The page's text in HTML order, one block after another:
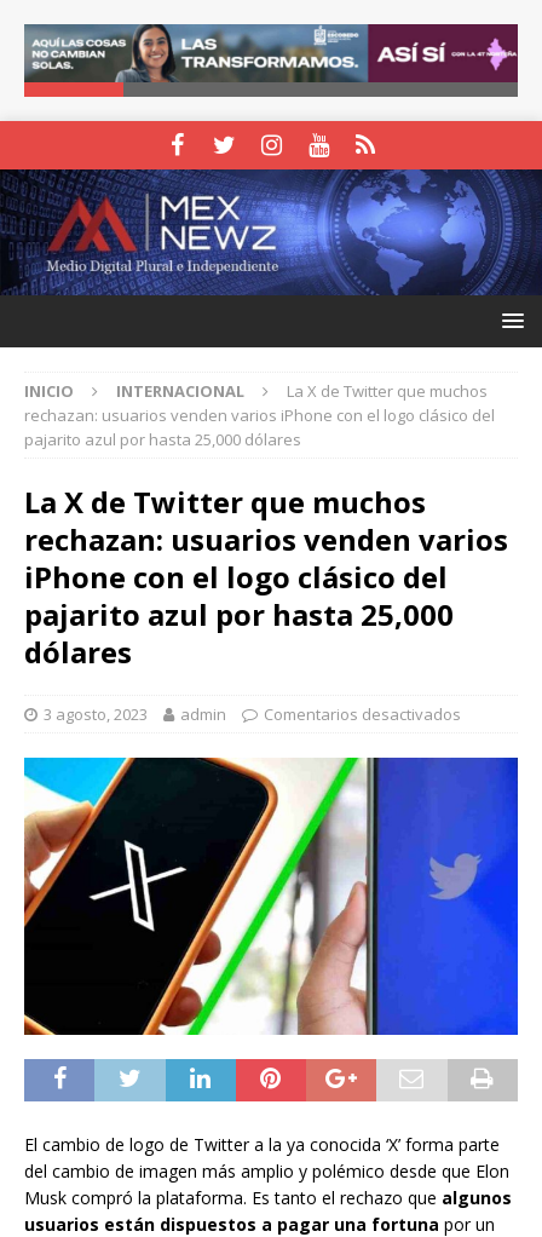
INICIO INTERNACIONAL
La X de Twitter que muchos
rechazan: usuarios venden varios iPhone con el logo clásico del
pajarito azul por hasta 25,000 dólares
La X de Twitter que muchos
rechazan: usuarios venden varios
iPhone con el logo clásico del
pajarito azul por hasta 25,000
dólares
3 agosto, 2023 admin Comentarios desactivados
El cambio de logo de Twitter a la ya conocida ‘X’ forma parte
del cambio de imagen más amplio y polémico desde que Elon
Musk compró la plataforma. Es tanto el rechazo que algunos
usuarios están dispuestos a pagar una fortuna por un